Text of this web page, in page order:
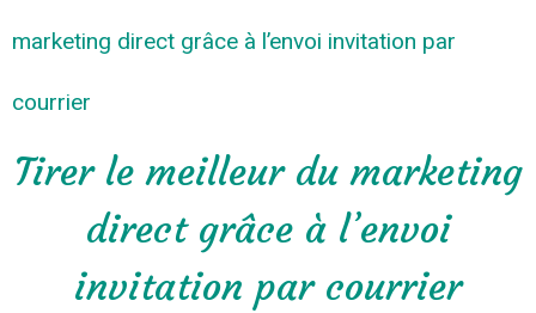
marketing direct grâce à l’envoi invitation par
courrier
Tirer le meilleur du marketing
direct grâce à l’envoi
invitation par courrier